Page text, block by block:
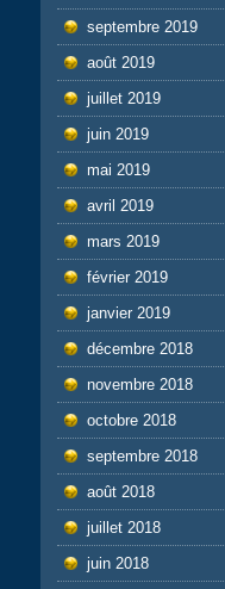
septembre 2019
août 2019
juillet 2019
juin 2019
mai 2019
avril 2019
mars 2019
février 2019
janvier 2019
décembre 2018
novembre 2018
octobre 2018
septembre 2018
août 2018
juillet 2018
juin 2018